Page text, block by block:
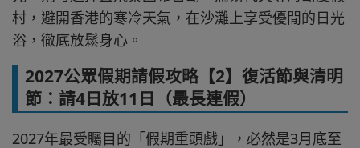
村，避開香港的寒冷天氣，在沙灘上享受優閒的日光
浴，徹底放鬆身心。
2027公眾假期請假攻略【2】復活節與清明
節：請4日放11日（最長連假）
2027年最受矚目的「假期重頭戲」，必然是3月底至